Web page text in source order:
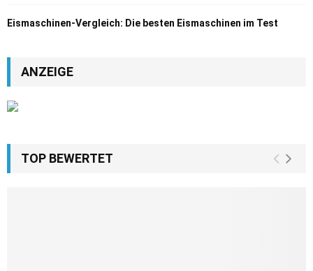
Eismaschinen-Vergleich: Die besten Eismaschinen im Test
ANZEIGE
TOP BEWERTET